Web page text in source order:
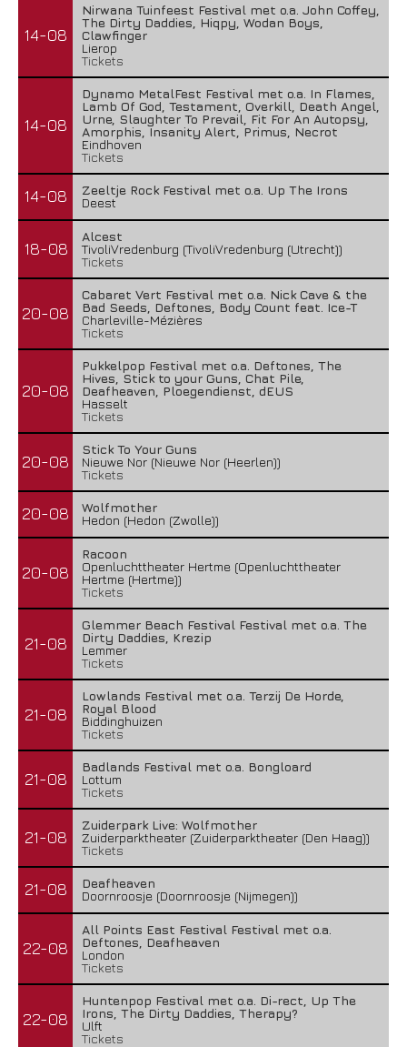
14-08
Nirwana Tuinfeest Festival met o.a. John Coffey,
The Dirty Daddies, Hiqpy, Wodan Boys,
Clawfinger
Lierop
Tickets
14-08
Dynamo MetalFest Festival met o.a. In Flames,
Lamb Of God, Testament, Overkill, Death Angel,
Urne, Slaughter To Prevail, Fit For An Autopsy,
Amorphis, Insanity Alert, Primus, Necrot
Eindhoven
Tickets
14-08
Zeeltje Rock Festival met o.a. Up The Irons
Deest
18-08
Alcest
TivoliVredenburg (TivoliVredenburg (Utrecht))
Tickets
20-08
Cabaret Vert Festival met o.a. Nick Cave & the
Bad Seeds, Deftones, Body Count feat. Ice-T
Charleville-Mézières
Tickets
20-08
Pukkelpop Festival met o.a. Deftones, The
Hives, Stick to your Guns, Chat Pile,
Deafheaven, Ploegendienst, dEUS
Hasselt
Tickets
20-08
Stick To Your Guns
Nieuwe Nor (Nieuwe Nor (Heerlen))
Tickets
20-08
Wolfmother
Hedon (Hedon (Zwolle))
20-08
Racoon
Openluchttheater Hertme (Openluchttheater
Hertme (Hertme))
Tickets
21-08
Glemmer Beach Festival Festival met o.a. The
Dirty Daddies, Krezip
Lemmer
Tickets
21-08
Lowlands Festival met o.a. Terzij De Horde,
Royal Blood
Biddinghuizen
Tickets
21-08
Badlands Festival met o.a. Bongloard
Lottum
Tickets
21-08
Zuiderpark Live: Wolfmother
Zuiderparktheater (Zuiderparktheater (Den Haag))
Tickets
21-08
Deafheaven
Doornroosje (Doornroosje (Nijmegen))
22-08
All Points East Festival Festival met o.a.
Deftones, Deafheaven
London
Tickets
22-08
Huntenpop Festival met o.a. Di-rect, Up The
Irons, The Dirty Daddies, Therapy?
Ulft
Tickets